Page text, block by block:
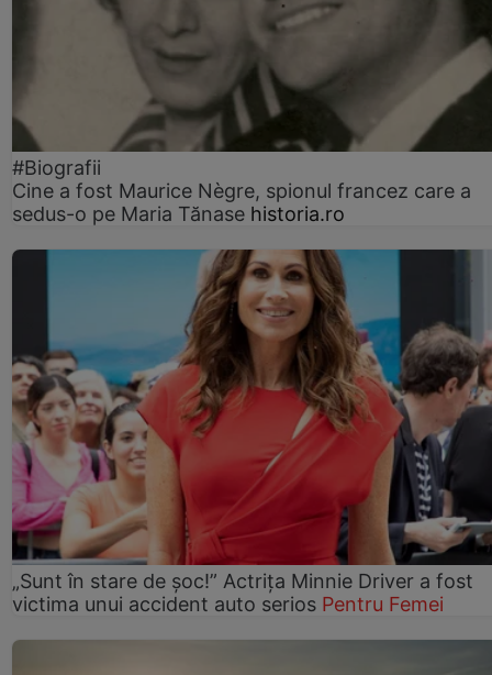
#Biografii
Cine a fost Maurice Nègre, spionul francez care a
sedus-o pe Maria Tănase historia.ro
„Sunt în stare de șoc!” Actrița Minnie Driver a fost
victima unui accident auto serios Pentru Femei